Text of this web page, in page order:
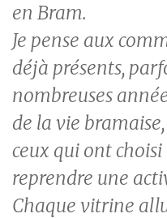
en Bram.
Je pense aux
déjà présents,
nombreuses
de la vie
ceux qui ont choisi
reprendre une
Chaque vitrine